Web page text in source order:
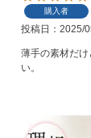
購入者
投稿日 2025/
薄手の素材だ
い。